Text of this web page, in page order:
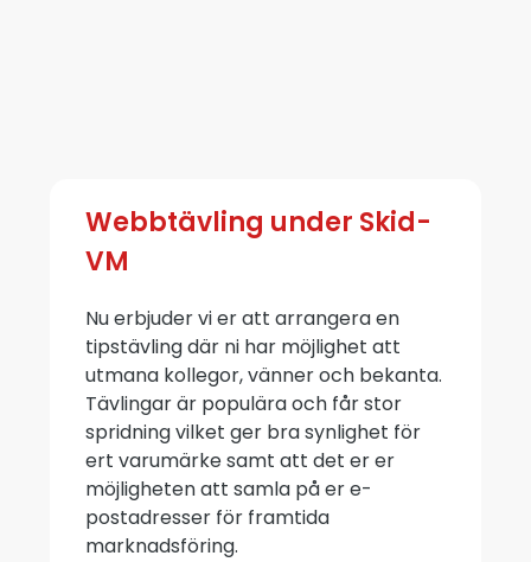
Webbtävling under Skid-
VM
Nu erbjuder vi er att arrangera en
tipstävling där ni har möjlighet att
utmana kollegor, vänner och bekanta.
Tävlingar är populära och får stor
spridning vilket ger bra synlighet för
ert varumärke samt att det er er
möjligheten att samla på er e-
postadresser för framtida
marknadsföring.